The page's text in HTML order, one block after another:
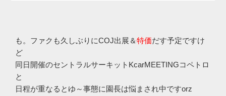
も。ファクも久しぶりにCOJ出展＆特価だす予定ですけ
ど
同日開催のセントラルサーキットKcarMEETINGコペトロ
と
日程が重なるとゆ～事態に園長は悩まされ中ですorz